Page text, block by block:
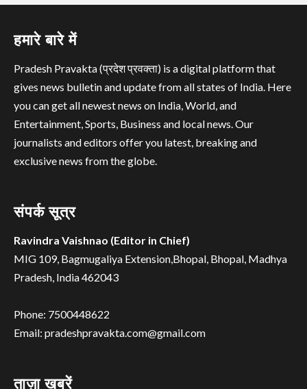
हमारे बारे में
Pradesh Pravakta (प्रदेश प्रवक्ता) is a digital platform that
gives news bulletin and update from all states of India. Here
you can get all newest news on India, World, and
Entertainment, Sports, Business and local news. Our
journalists and editors offer you latest, breaking and
exclusive news from the globe.
संपर्क सूत्र
Ravindra Vaishnao (Editor in Chief)
MIG 109, Bagmugaliya Extension,Bhopal, Bhopal, Madhya
Pradesh, India 462043
Phone: 7500448622
Email: pradeshpravakta.com@gmail.com
ताज़ा ख़बरें